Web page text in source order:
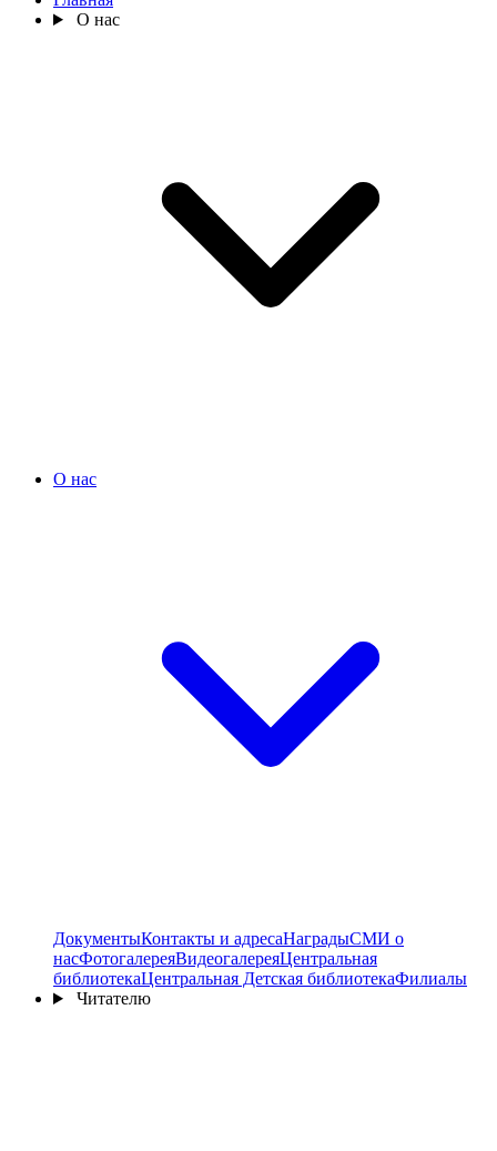
О нас
О нас
ДокументыКонтакты и адресаНаградыСМИ о
насФотогалереяВидеогалереяЦентральная
библиотекаЦентральная Детская библиотекаФилиалы
Читателю